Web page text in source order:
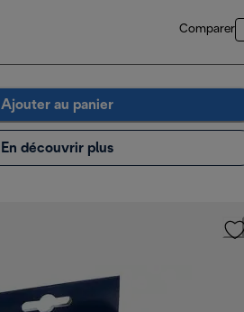
Comparer
Ajouter au panier
En découvrir plus